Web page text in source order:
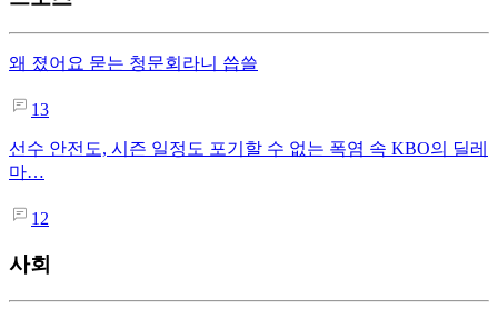
왜 졌어요 묻는 청문회라니 씁쓸
13
선수 안전도, 시즌 일정도 포기할 수 없는 폭염 속 KBO의 딜레
마…
12
사회